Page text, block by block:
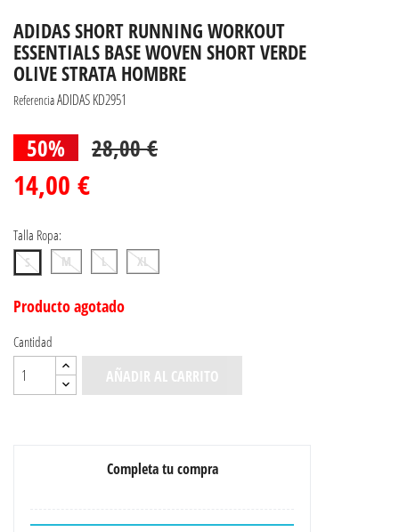
ADIDAS SHORT RUNNING WORKOUT
ESSENTIALS BASE WOVEN SHORT VERDE
OLIVE STRATA HOMBRE
ReferenciaADIDAS KD2951
50% 28,00 €
14,00 €
Talla Ropa:
S M L XL
Producto agotado
Cantidad
AÑADIR AL CARRITO
Completa tu compra